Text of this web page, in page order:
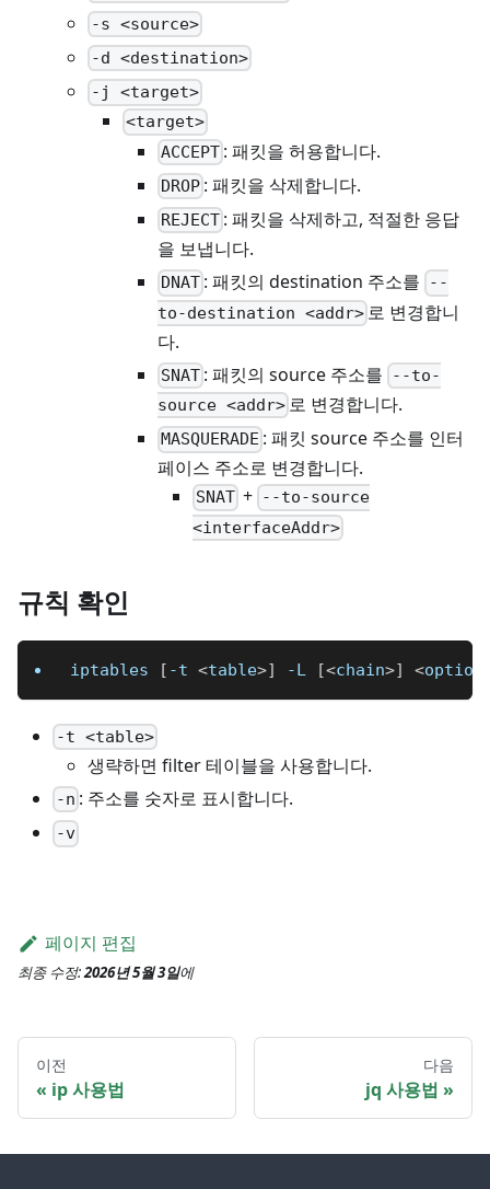
-s <source>
-d <destination>
-j <target>
<target>
ACCEPT : 패킷을 허용합니다.
DROP : 패킷을 삭제합니다.
REJECT : 패킷을 삭제하고, 적절한 응답
을 보냅니다.
DNAT : 패킷의 destination 주소를 --
to-destination <addr> 로 변경합니
다.
SNAT : 패킷의 source 주소를
--to-
source <addr> 로 변경합니다.
MASQUERADE : 패킷 source 주소를 인터
페이스 주소로 변경합니다.
SNAT + --to-source
<interfaceAddr>
규칙 확인
iptables [ -t <table>] -L [<chain>] <option
-t <table>
생략하면 filter 테이블을 사용합니다.
-n : 주소를 숫자로 표시합니다.
-v
페이지 편집
최종 수정:2026년 5월 3일에
이전
ip 사용법
다음
jq 사용법